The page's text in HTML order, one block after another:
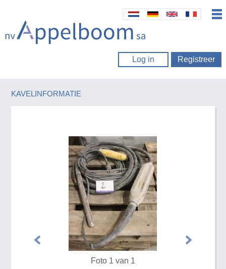
Log in Registreer
KAVELINFORMATIE
Foto 1 van 1